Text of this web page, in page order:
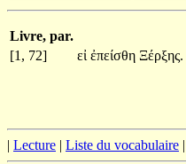
Livre, par.
[1, 72]
εἰ ἐπείσθη Ξέρξης.
| Lecture | Liste du vocabulaire |